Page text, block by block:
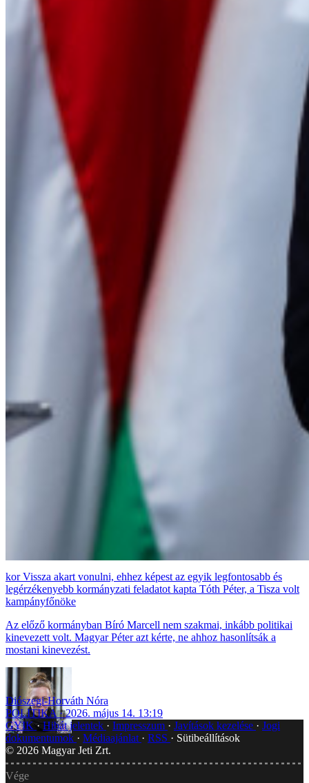
Vissza akart vonulni, ehhez képest az egyik legfontosabb és
legérzékenyebb kormányzati feladatot kapta Tóth Péter, a Tisza volt
kampányfőnöke
Az előző kormányban Bíró Marcell nem szakmai, inkább politikai
kinevezett volt. Magyar Péter azt kérte, ne ahhoz hasonlítsák a
mostani kinevezést.
Diószegi-Horváth Nóra
POLITIKA
2026. május 14. 13:19
GYIK Hibát jelentek Impresszum Javítások kezelése
Jogi
dokumentumok
Médiaajánlat RSS
Sütibeállítások
© 2026 Magyar Jeti Zrt.
Vége